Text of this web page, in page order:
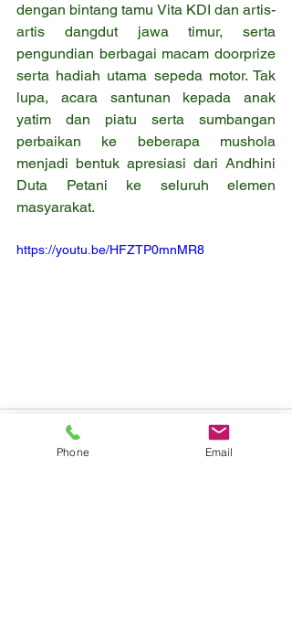
dengan bintang tamu Vita KDI dan artis-
artis dangdut jawa timur, serta
pengundian berbagai macam doorprize
serta hadiah utama sepeda motor. Tak
lupa, acara santunan kepada anak
yatim dan piatu serta sumbangan
perbaikan ke beberapa mushola
menjadi bentuk apresiasi dari Andhini
Duta Petani ke seluruh elemen
masyarakat.
https://youtu.be/HFZTP0mnMR8
Phone Email